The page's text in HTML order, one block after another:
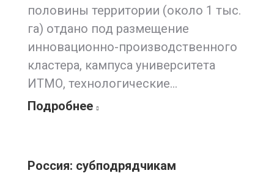
половины территории (около 1 тыс.
га) отдано под размещение
инновационно-производственного
кластера, кампуса университета
ИТМО, технологические…
Подробнее
Россия: субподрядчикам